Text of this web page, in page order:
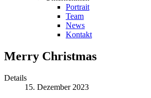
Portrait
Team
News
Kontakt
Merry Christmas
Details
15. Dezember 2023